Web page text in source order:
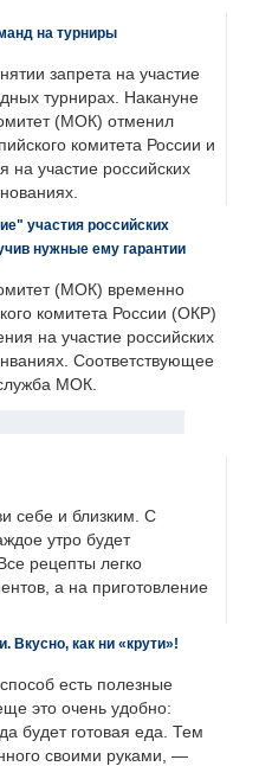
на турниры
запрета на участие
турнирах. Накануне
(МОК) отменил
комитета России и
на участие российских
участия российских
нужные ему гарантии
(МОК) временно
комитета России (ОКР)
на участие российских
Соответствующее
МОК.
себе и близким. С
утро будет
рецепты легко
а на приготовление
Вкусно, как ни «крути»!
есть полезные
это очень удобно:
будет готовая еда. Тем
своими руками, —